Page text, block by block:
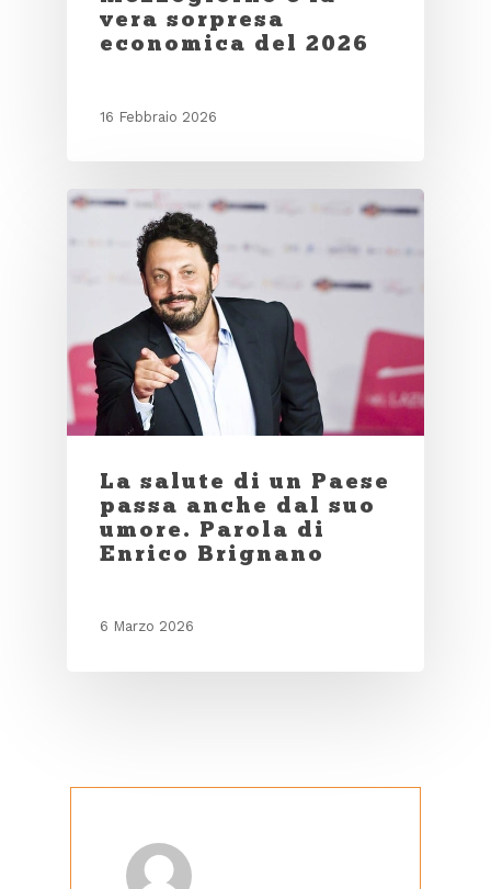
vera sorpresa
economica del 2026
16 Febbraio 2026
La salute di un Paese
passa anche dal suo
umore. Parola di
Enrico Brignano
6 Marzo 2026